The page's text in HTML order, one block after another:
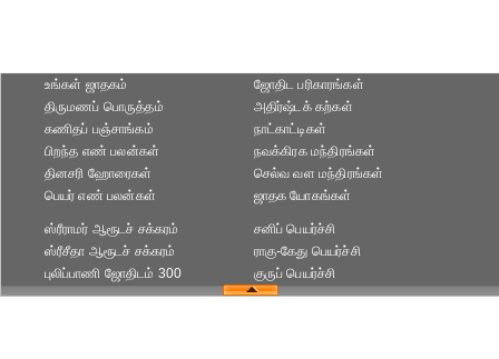
உங்கள் ஜாதகம்
திருமணப் பொருத்தம்
கணிதப் பஞ்சாங்கம்
ஜோதிட ப‌ரிகார‌ங்க‌ள்
அதிர்ஷ்டக் கற்கள்
நாட்காட்டிகள்
பிறந்த எண் பலன்கள்
தினசரி ஹோரைகள்
பெயர் எண் பலன்கள்
நவக்கிரக மந்திரங்கள்
செல்வ வள மந்திரங்கள்
ஜாதக யோகங்கள்
ஸ்ரீராமர் ஆரூடச் சக்கரம்
ஸ்ரீசீதா ஆரூடச் சக்கரம்
புலிப்பாணி ஜோதிடம் 300
சனிப் பெயர்ச்சி
ராகு-கேது பெயர்ச்சி
குருப் பெயர்ச்சி